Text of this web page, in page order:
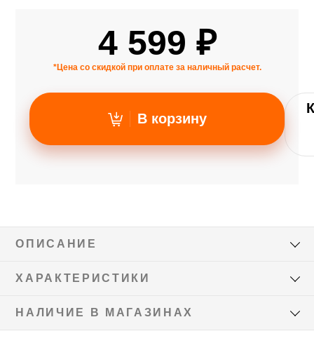
4 599 ₽
*Цена со скидкой при оплате за наличный расчет.
В корзину
ОПИСАНИЕ
ХАРАКТЕРИСТИКИ
НАЛИЧИЕ В МАГАЗИНАХ